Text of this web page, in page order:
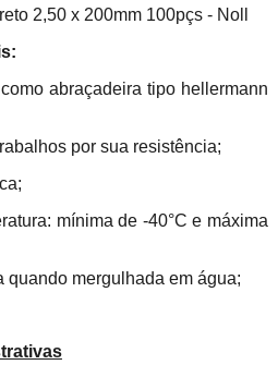
2,50 x 200mm 100pçs - Noll
abraçadeira tipo hellermann
por sua resistência;
mínima de -40°C e máxima
quando mergulhada em água;